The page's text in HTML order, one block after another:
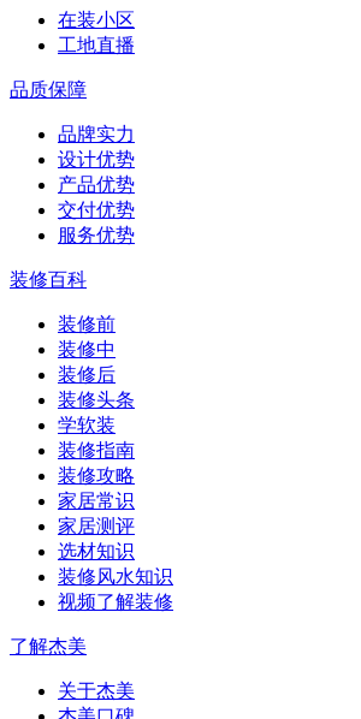
在装小区
工地直播
品质保障
品牌实力
设计优势
产品优势
交付优势
服务优势
装修百科
装修前
装修中
装修后
装修头条
学软装
装修指南
装修攻略
家居常识
家居测评
选材知识
装修风水知识
视频了解装修
了解杰美
关于杰美